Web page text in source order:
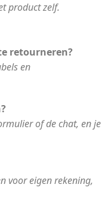
product zelf.
retourneren?
en
of de chat, en je
voor eigen rekening,